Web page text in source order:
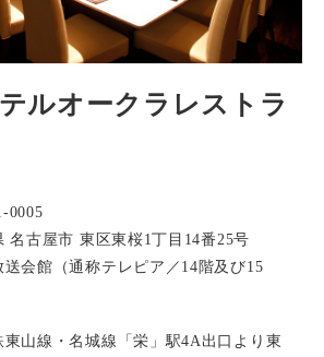
テルオークラレストラ
0005
名古屋市 東区東桜1丁目14番25号
送会館（通称テレピア／14階及び15
東山線・名城線「栄」駅4A出口より東